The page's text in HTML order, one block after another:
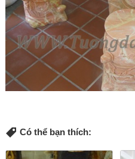
Có thể bạn thích: